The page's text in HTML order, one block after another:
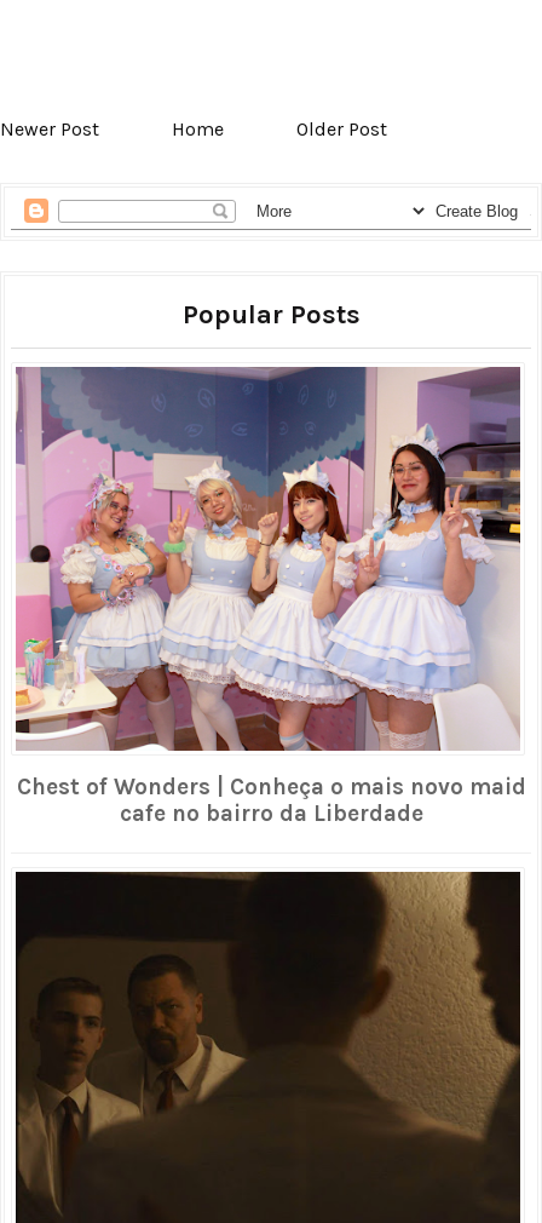
Newer Post Home Older Post
Popular Posts
Chest of Wonders | Conheça o mais novo maid
cafe no bairro da Liberdade